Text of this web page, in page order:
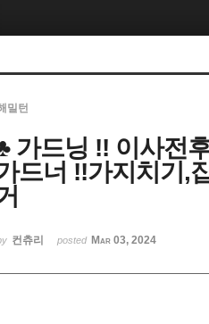
밀턴
가드닝 !! 이사전
드너 !!가지치기,
컨츄리 posted Mar 03, 2024